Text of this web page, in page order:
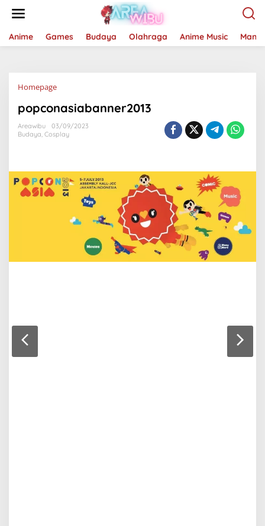
Anime Games Budaya Olahraga Anime Music
HomepageLampiran
popconasiabanner2013
Areawibu
03/09/2023
Budaya, Cosplay